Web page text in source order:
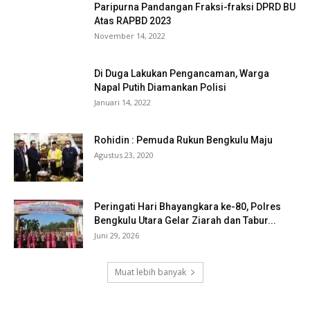
Paripurna Pandangan Fraksi-fraksi DPRD BU
Atas RAPBD 2023
November 14, 2022
Di Duga Lakukan Pengancaman, Warga
Napal Putih Diamankan Polisi
Januari 14, 2022
Rohidin : Pemuda Rukun Bengkulu Maju
Agustus 23, 2020
Peringati Hari Bhayangkara ke-80, Polres
Bengkulu Utara Gelar Ziarah dan Tabur...
Juni 29, 2026
Muat lebih banyak